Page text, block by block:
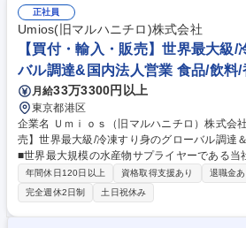
ニュアルの整備および更新 ・業務委託先のパ
ビス品質向上に向けた継続的な改善活動 募集職種 ■調達オペレーション
部：調達オペレーションスペシャリスト/
正社員
Umios(旧マルハニチロ)株式会社
【買付・輸入・販売】世界最大級
バル調達&国内法人営業 食品/飲料/
月給33万3300円以上
東京都港区
企業名 Ｕｍｉｏｓ（旧マルハニチロ）株式会社 求人名 【買付・輸入・販
売】世界最大級/冷凍すり身のグローバル調達＆国内法
■世界最大規模の水産物サプライヤーである当
り身(原料)の買付・輸入・販売業務をお任せし
国内の水産練り製品加工メーカーや各地域の協
【詳細】■冷凍すり身の買付先は北米、アジア
ほか)、欧州、豪州と多岐にわたります。 ■主
年間休日120日以上 資格取得支援あり 退職金あ
完全週休2日制
土日祝休み